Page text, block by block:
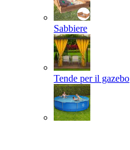
Sabbiere
Tende per il gazebo